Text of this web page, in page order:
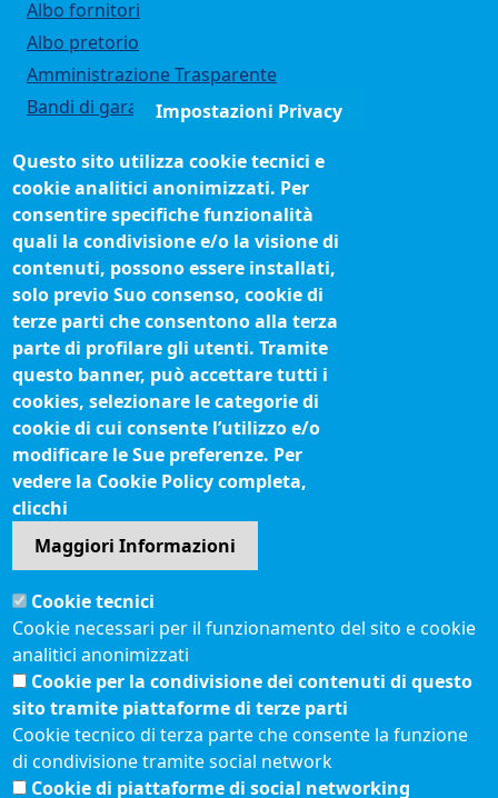
Albo fornitori
Albo pretorio
Amministrazione Trasparente
Bandi di gara
Concorsi e selezioni
Organigramma
Procedimenti (come fare per)
Siti tematici
Biblioteca camerale
Fatturazione elettronica
IBAN pagamenti alla CCIAA
Questionari soddisfazione utenti
Seguici su
Sito web
Accesso riservato
Mappa del sito
Redazione
Statistiche di accesso
Visite totali al portale: 2640974
Impostazioni Privacy
Questo sito utilizza cookie tecnici e
cookie analitici anonimizzati. Per
consentire specifiche funzionalità
quali la condivisione e/o la visione di
contenuti, possono essere installati,
solo previo Suo consenso, cookie di
terze parti che consentono alla terza
parte di profilare gli utenti. Tramite
questo banner, può accettare tutti i
cookies, selezionare le categorie di
cookie di cui consente l’utilizzo e/o
modificare le Sue preferenze. Per
vedere la Cookie Policy completa,
clicchi
Maggiori Informazioni
Cookie tecnici
Cookie necessari per il funzionamento del sito e cookie
analitici anonimizzati
Cookie per la condivisione dei contenuti di questo
sito tramite piattaforme di terze parti
Cookie tecnico di terza parte che consente la funzione
di condivisione tramite social network
Cookie di piattaforme di social networking